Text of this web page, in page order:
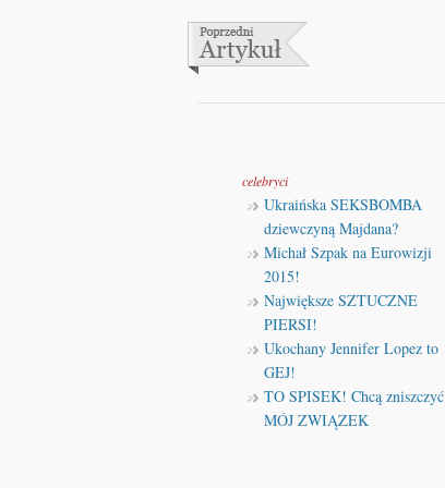
celebryci
Ukraińska SEKSBOMBA
dziewczyną Majdana?
Michał Szpak na Eurowizji
2015!
Największe SZTUCZNE
PIERSI!
Ukochany Jennifer Lopez to
GEJ!
TO SPISEK! Chcą zniszczyć
MÓJ ZWIĄZEK